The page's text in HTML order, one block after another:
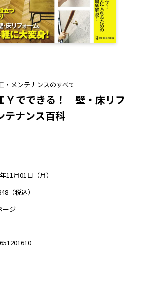
・メンテナンスのすべて
でできる！ 壁・床リフ
テナンス百科
11月01日（月）
（税込）
ージ